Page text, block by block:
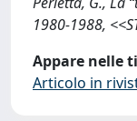
1980-1988,
Appare nelle
Articolo in